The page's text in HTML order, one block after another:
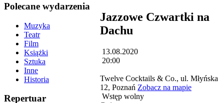
Polecane wydarzenia
Muzyka
Teatr
Film
Książki
Sztuka
Inne
Historia
Repertuar
Jazzowe Czwartki na
Dachu
13.08.2020
20:00
Twelve Cocktails & Co., ul. Młyńska
12, Poznań Zobacz na mapie
Wstęp wolny